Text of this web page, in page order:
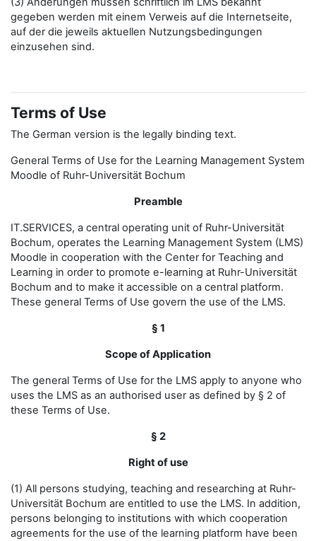
gegeben werden mit einem Verweis auf die Internetseite,
auf der die jeweils aktuellen Nutzungsbedingungen
einzusehen sind.
Terms of Use
The German version is the legally binding text.
General Terms of Use for the Learning Management System
Moodle of Ruhr-Universität Bochum
Preamble
IT.SERVICES, a central operating unit of Ruhr-Universität
Bochum, operates the Learning Management System (LMS)
Moodle in cooperation with the Center for Teaching and
Learning in order to promote e-learning at Ruhr-Universität
Bochum and to make it accessible on a central platform.
These general Terms of Use govern the use of the LMS.
§ 1
Scope of Application
The general Terms of Use for the LMS apply to anyone who
uses the LMS as an authorised user as defined by § 2 of
these Terms of Use.
§ 2
Right of use
(1) All persons studying, teaching and researching at Ruhr-
Universität Bochum are entitled to use the LMS. In addition,
persons belonging to institutions with which cooperation
agreements for the use of the learning platform have been